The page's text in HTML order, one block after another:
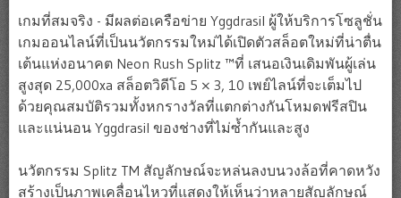
เกมที่สมจริง - มีผลต่อเครือข่าย Yggdrasil ผู้ให้บริการโซลูชั่น
เกมออนไลน์ที่เป็นนวัตกรรมใหม่ได้เปิดตัวสล็อตใหม่ที่น่าตื่น
เต้นแห่งอนาคต Neon Rush Splitz ™ที่ เสนอเงินเดิมพันผู้เล่น
สูงสุด 25,000xa สล็อตวิดีโอ 5 × 3, 10 เพย์ไลน์ที่จะเต็มไป
ด้วยคุณสมบัติรวมทั้งหกรางวัลที่แตกต่างกันโหมดฟรีสปิน
และแน่นอน Yggdrasil ของช่างที่ไม่ซ้ำกันและสูง
นวัตกรรม Splitz TM สัญลักษณ์จะหล่นลงบนวงล้อที่คาดหวัง
สร้างเป็นภาพเคลื่อนไหวที่แสดงให้เห็นว่าหลายสัญลักษณ์